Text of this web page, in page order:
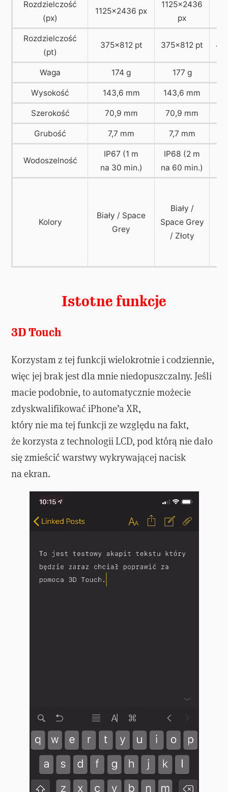
Rozdzielczość
(px)
1125×2436 px
1125×2436
px
Rozdzielczość
(pt)
375×812 pt 375×812 pt
Waga 174 g 177 g
Wysokość 143,6 mm 143,6 mm
Szerokość 70,9 mm 70,9 mm
Grubość 7,7 mm 7,7 mm
Wodoszelność
IP67 (1 m
na 30 min.)
IP68 (2 m
na 60 min.)
Kolory
Biały / Space
Grey
Biały /
Space Grey
/ Złoty
Istotne funkcje
3D Touch
Korzystam z tej funkcji wielokrotnie i codziennie,
więc jej brak jest dla mnie niedopuszczalny. Jeśli
macie podobnie, to automatycznie możecie
zdyskwalifikować iPhone’a XR,
który nie ma tej funkcji ze względu na fakt,
że korzysta z technologii LCD, pod którą nie dało
się zmieścić warstwy wykrywającej nacisk
na ekran.
Odtwarzacz